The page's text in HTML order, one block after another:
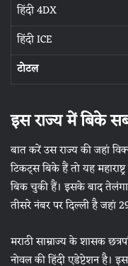
हिंदी 4DX
हिंदी ICE
टोटल
इस राज्य में बिके
बात करें उस राज्य की जहां
टिकट्स बिके हैं तो यह
बिक चुकी हैं। इसके बाद
तीसरे नंबर पर दिल्ली है जहां
मराठी साम्राज्य के शासक
नोवल की हिंदी एडेप्टेशन है।